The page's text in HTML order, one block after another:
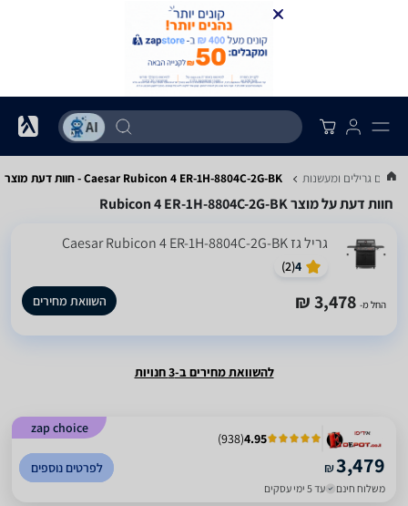
גרילים ומעשנות Caesar Rubicon 4 ER-1H-8804C-2G-BK - חוות דעת מוצר
חוות דעת על מוצר Rubicon 4 ER-1H-8804C-2G-BK
‏גריל ‏גז Caesar Rubicon 4 ER-1H-8804C-2G-BK
4
(
2
)
החל מ- 3,478 ₪ השוואת מחירים
להשוואת מחירים ב-3 חנויות
zap choice
4.95
(
938
)
₪3,479
משלוח חינם עד 5 ימי עסקים
לפרטים נוספים